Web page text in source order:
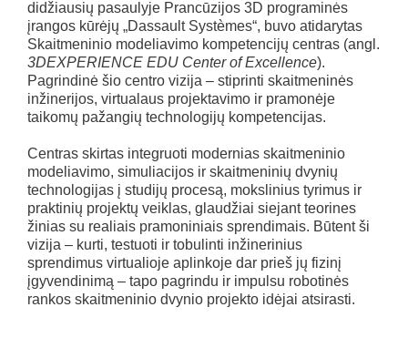
didžiausių pasaulyje Prancūzijos 3D programinės
įrangos kūrėjų „Dassault Systèmes“, buvo atidarytas
Skaitmeninio modeliavimo kompetencijų centras (angl.
3DEXPERIENCE EDU Center of Excellence).
Pagrindinė šio centro vizija – stiprinti skaitmeninės
inžinerijos, virtualaus projektavimo ir pramonėje
taikomų pažangių technologijų kompetencijas.
Centras skirtas integruoti modernias skaitmeninio
modeliavimo, simuliacijos ir skaitmeninių dvynių
technologijas į studijų procesą, mokslinius tyrimus ir
praktinių projektų veiklas, glaudžiai siejant teorines
žinias su realiais pramoniniais sprendimais. Būtent ši
vizija – kurti, testuoti ir tobulinti inžinerinius
sprendimus virtualioje aplinkoje dar prieš jų fizinį
įgyvendinimą – tapo pagrindu ir impulsu robotinės
rankos skaitmeninio dvynio projekto idėjai atsirasti.